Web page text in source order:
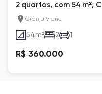
2 quartos, com 54 m²,
Granja Viana
54m² 2 1
R$ 360.000